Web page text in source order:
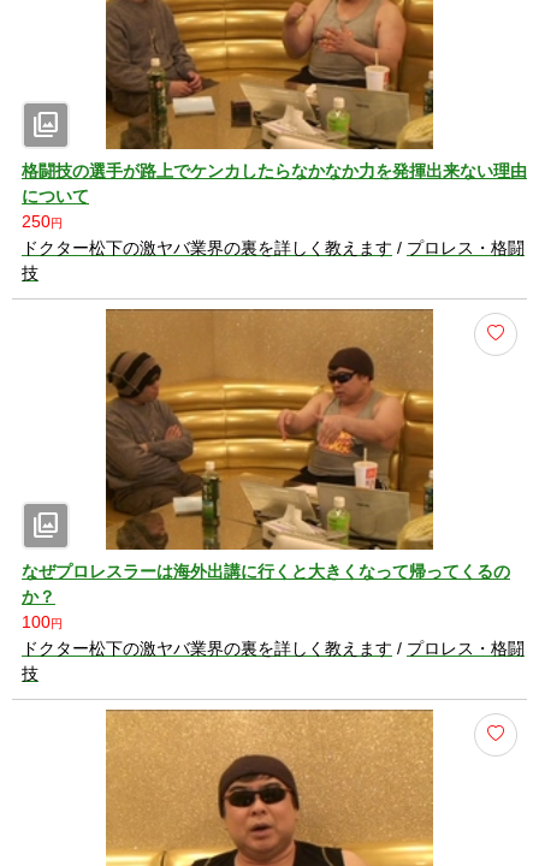
photo_library
格闘技の選手が路上でケンカしたらなかなか力を発揮出来ない理由
について
250円
ドクター松下の激ヤバ業界の裏を詳しく教えます / プロレス・格闘
技
photo_library
なぜプロレスラーは海外出講に行くと大きくなって帰ってくるの
か？
100円
ドクター松下の激ヤバ業界の裏を詳しく教えます / プロレス・格闘
技